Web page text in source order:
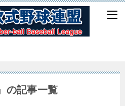
の記事一覧